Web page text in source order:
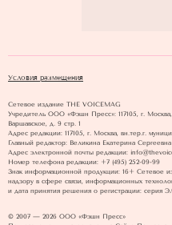
Условия размещения
Сетевое издание THE VOICEMAG
Учредитель ООО «Фэшн Пресс»: 117105, г.
Варшавское, д. 9 стр. 1
Адрес редакции: 117105, г. Москва, вн.тер.г.
Главный редактор: Великина Екатерина Сергеевна
Адрес электронной почты редакции:
Номер телефона редакции: +7 (495) 252-09-99
Знак информационной продукции: 16+ Cетевое
надзору в сфере связи, информационных
и дата принятия решения о регистрации: серия
© 2007 — 2026 ООО «Фэшн Пресс»